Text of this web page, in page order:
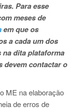
Para esse
meses de
em que os
a cada um dos
dita plataforma
devem contactar o
ME na elaboração
de erros de